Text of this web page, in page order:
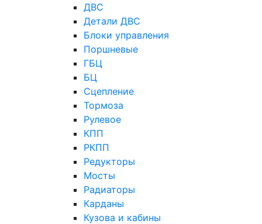
ДВС
Детали ДВС
Блоки управления
Поршневые
ГБЦ
БЦ
Сцепление
Тормоза
Рулевое
КПП
РКПП
Редукторы
Мосты
Радиаторы
Карданы
Кузова и кабины